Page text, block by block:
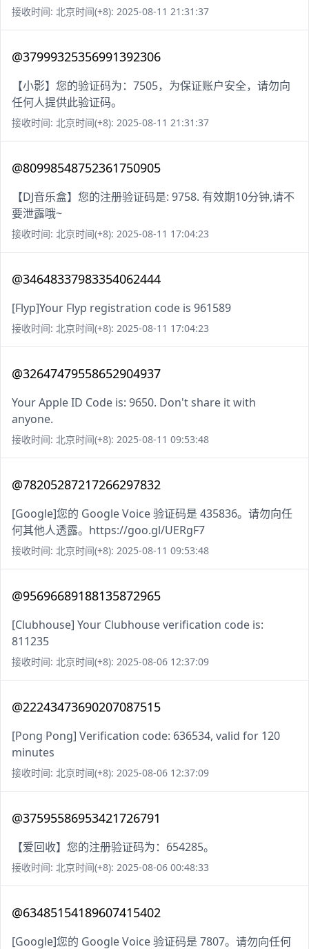
接收时间: 北京时间(+8): 2025-08-11 21:31:37
@37999325356991392306
【小影】您的验证码为：7505，为保证账户安全，请勿向
任何人提供此验证码。
接收时间: 北京时间(+8): 2025-08-11 21:31:37
@80998548752361750905
【DJ音乐盒】您的注册验证码是: 9758. 有效期10分钟,请不
要泄露哦~
接收时间: 北京时间(+8): 2025-08-11 17:04:23
@34648337983354062444
[Flyp]Your Flyp registration code is 961589
接收时间: 北京时间(+8): 2025-08-11 17:04:23
@32647479558652904937
Your Apple ID Code is: 9650. Don't share it with
anyone.
接收时间: 北京时间(+8): 2025-08-11 09:53:48
@78205287217266297832
[Google]您的 Google Voice 验证码是 435836。请勿向任
何其他人透露。https://goo.gl/UERgF7
接收时间: 北京时间(+8): 2025-08-11 09:53:48
@95696689188135872965
[Clubhouse] Your Clubhouse verification code is:
811235
接收时间: 北京时间(+8): 2025-08-06 12:37:09
@22243473690207087515
[Pong Pong] Verification code: 636534, valid for 120
minutes
接收时间: 北京时间(+8): 2025-08-06 12:37:09
@37595586953421726791
【爱回收】您的注册验证码为：654285。
接收时间: 北京时间(+8): 2025-08-06 00:48:33
@63485154189607415402
[Google]您的 Google Voice 验证码是 7807。请勿向任何